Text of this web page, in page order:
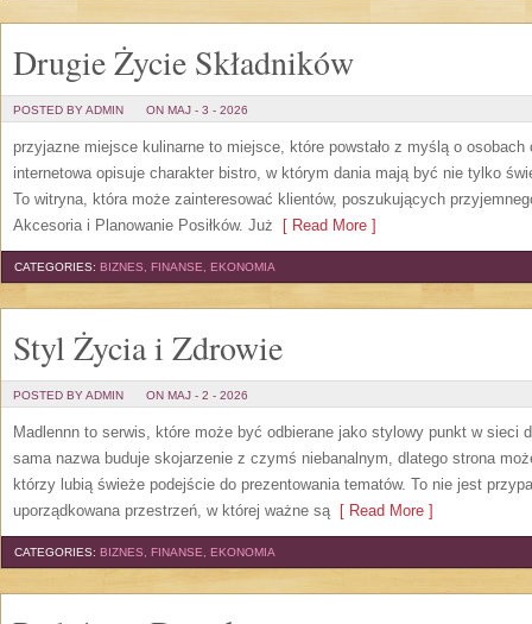
Drugie Życie Składników
POSTED BY ADMIN ON MAJ - 3 - 2026
przyjazne miejsce kulinarne to miejsce, które powstało z myślą o
internetowa opisuje charakter bistro, w którym dania mają być nie tylko
To witryna, która może zainteresować klientów, poszukujących
Akcesoria i Planowanie Posiłków. Już [ Read More ]
CATEGORIES: BIZNES, FINANSE, EKONOMIA
Styl Życia i Zdrowie
POSTED BY ADMIN ON MAJ - 2 - 2026
Madlennn to serwis, które może być odbierane jako stylowy punkt w sieci
sama nazwa buduje skojarzenie z czymś niebanalnym, dlatego strona
którzy lubią świeże podejście do prezentowania tematów. To nie jest
uporządkowana przestrzeń, w której ważne są[ Read More ]
CATEGORIES: BIZNES, FINANSE, EKONOMIA